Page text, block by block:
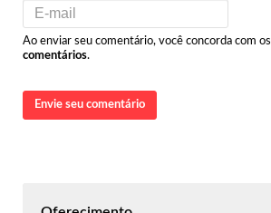
Ao enviar seu comentário, você concorda com os
comentários.
Envie seu comentário